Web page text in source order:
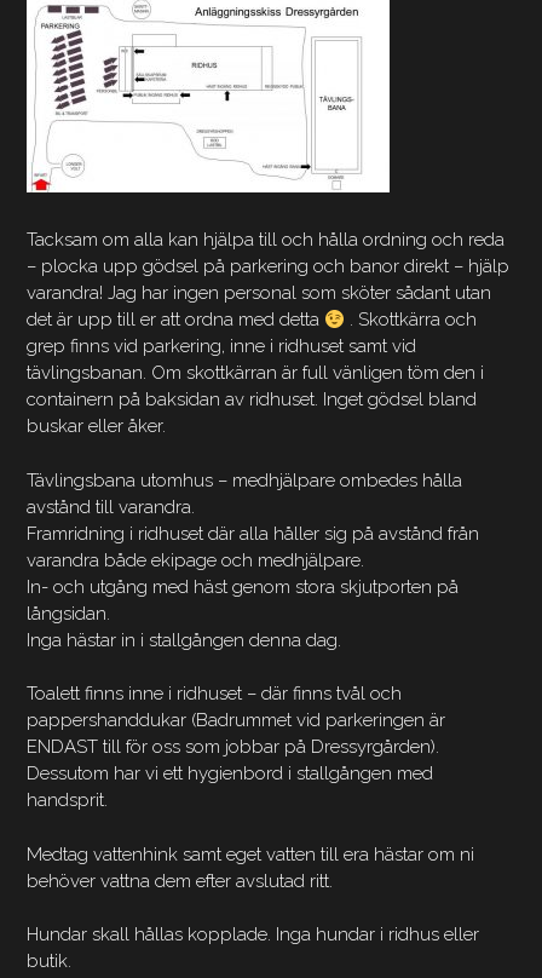
Tacksam om alla kan hjälpa till och hålla ordning och reda
– plocka upp gödsel på parkering och banor direkt – hjälp
varandra! Jag har ingen personal som sköter sådant utan
det är upp till er att ordna med detta
. Skottkärra och
grep finns vid parkering, inne i ridhuset samt vid
tävlingsbanan. Om skottkärran är full vänligen töm den i
containern på baksidan av ridhuset. Inget gödsel bland
buskar eller åker.
Tävlingsbana utomhus – medhjälpare ombedes hålla
avstånd till varandra.
Framridning i ridhuset där alla håller sig på avstånd från
varandra både ekipage och medhjälpare.
In- och utgång med häst genom stora skjutporten på
långsidan.
Inga hästar in i stallgången denna dag.
Toalett finns inne i ridhuset – där finns tvål och
pappershanddukar (Badrummet vid parkeringen är
ENDAST till för oss som jobbar på Dressyrgården).
Dessutom har vi ett hygienbord i stallgången med
handsprit.
Medtag vattenhink samt eget vatten till era hästar om ni
behöver vattna dem efter avslutad ritt.
Hundar skall hållas kopplade. Inga hundar i ridhus eller
butik.